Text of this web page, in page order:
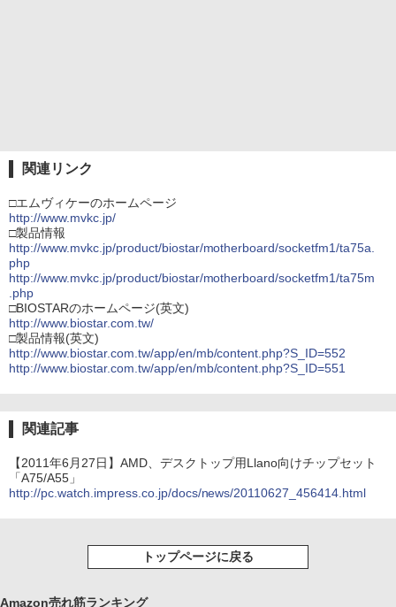
関連リンク
□エムヴィケーのホームページ
http://www.mvkc.jp/
□製品情報
http://www.mvkc.jp/product/biostar/motherboard/socketfm1/ta75a.
php
http://www.mvkc.jp/product/biostar/motherboard/socketfm1/ta75m
.php
□BIOSTARのホームページ(英文)
http://www.biostar.com.tw/
□製品情報(英文)
http://www.biostar.com.tw/app/en/mb/content.php?S_ID=552
http://www.biostar.com.tw/app/en/mb/content.php?S_ID=551
関連記事
【2011年6月27日】AMD、デスクトップ用Llano向けチップセット
「A75/A55」
http://pc.watch.impress.co.jp/docs/news/20110627_456414.html
トップページに戻る
Amazon売れ筋ランキング